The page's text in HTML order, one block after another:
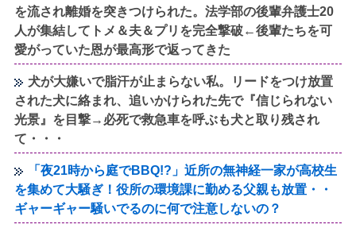
を流され離婚を突きつけられた。法学部の後輩弁護士20
人が集結してトメ＆夫＆プリを完全撃破←後輩たちを可
愛がっていた恩が最高形で返ってきた
犬が大嫌いで脂汗が止まらない私。リードをつけ放置
された犬に絡まれ、追いかけられた先で『信じられない
光景』を目撃→必死で救急車を呼ぶも犬と取り残され
て・・・
「夜21時から庭でBBQ!?」近所の無神経一家が高校生
を集めて大騒ぎ！役所の環境課に勤める父親も放置・・
ギャーギャー騒いでるのに何で注意しないの？